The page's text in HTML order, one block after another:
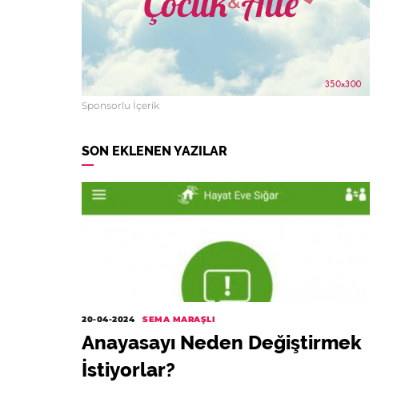
Sponsorlu İçerik
SON EKLENEN YAZILAR
20-04-2024 SEMA MARAŞLI
Anayasayı Neden Değiştirmek
İstiyorlar?